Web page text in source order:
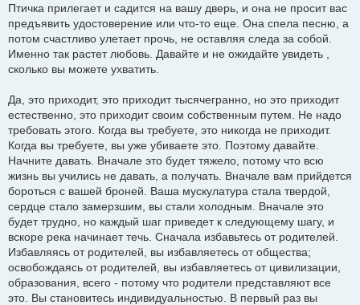
Птичка прилегает и садится на вашу дверь, и она не просит вас
предъявить удостоверение или что-то еще. Она спела песню, а
потом счастливо улетает прочь, не оставляя следа за собой.
Именно так растет любовь. Давайте и не ожидайте увидеть ,
сколько вы можете ухватить.
Да, это приходит, это приходит тысячегранно, но это приходит
естественно, это приходит своим собственным путем. Не надо
требовать этого. Когда вы требуете, это никогда не приходит.
Когда вы требуете, вы уже убиваете это. Поэтому давайте.
Начните давать. Вначале это будет тяжело, потому что всю
жизнь вы учились не давать, а получать. Вначале вам прийдется
бороться с вашей броней. Ваша мускулатура стала твердой,
сердце стало замерзшим, вы стали холодным. Вначале это
будет трудно, но каждый шаг приведет к следующему шагу, и
вскоре река начинает течь. Сначала избавьтесь от родителей.
Избавляясь от родителей, вы избавляетесь от общества;
освобождаясь от родителей, вы избавляетесь от цивилизации,
образования, всего - потому что родители представляют все
это. Вы становитесь индивидуальностью. В первый раз вы